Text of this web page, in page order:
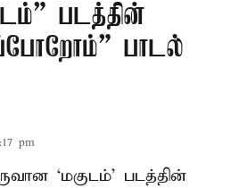
படத்தின்
பாடல்
pm
‘மகுடம்’ படத்தின்